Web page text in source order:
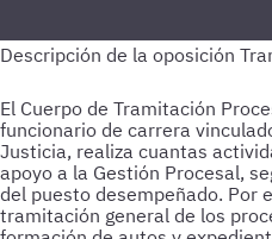
El Cuerpo de Tramitación
funcionario de carrera
Justicia, realiza cuantas
apoyo a la Gestión Procesal,
del puesto desempeñado. Por
tramitación general de los